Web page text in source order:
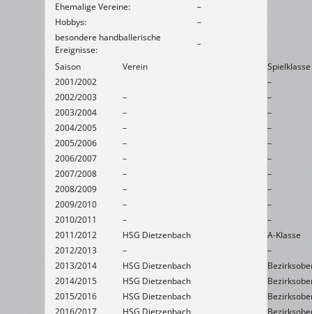
Ehemalige Vereine:
–
Hobbys:
–
besondere handballerische
Ereignisse:
–
Saison
Verein
Spielklasse
2001/2002
–
2002/2003
–
–
2003/2004
–
–
2004/2005
–
–
2005/2006
–
–
2006/2007
–
–
2007/2008
–
–
2008/2009
–
–
2009/2010
–
–
2010/2011
–
–
2011/2012
HSG Dietzenbach
A-Klasse
2012/2013
–
–
2013/2014
HSG Dietzenbach
2014/2015
HSG Dietzenbach
2015/2016
HSG Dietzenbach
2016/2017
HSG Dietzenbach